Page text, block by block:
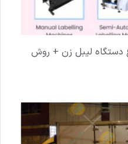
دستگاه لیبل زن + روش